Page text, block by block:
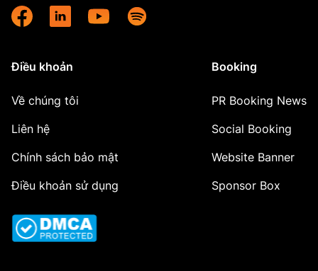
Điều khoản
Về chúng tôi
Liên hệ
Chính sách bảo mật
Điều khoản sử dụng
Booking
PR Booking News
Social Booking
Website Banner
Sponsor Box